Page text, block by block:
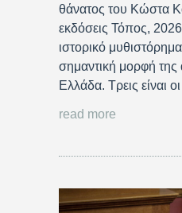
θάνατος του Κώστα
εκδόσεις Τόπος,
ιστορικό
σημαντική μορφή της
Ελλάδα. Τρεις είναι
read more